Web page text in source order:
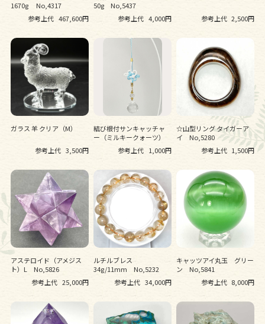
1670g No,4317
参考上代 467,600円
50g No,5437
参考上代 4,000円 参考上代 2,500円
ガラス 羊 クリア（M）
参考上代 3,500円
結び根付サンキャッチャ
ー（ミルキークォーツ）
参考上代 1,000円
☆山型リング タイガーア
イ No,5280
参考上代 1,500円
アステロイド（アメジス
ト）L No,5826
参考上代 25,000円
ルチルブレス
34g/11mm No,5232
参考上代 34,000円
キャッツアイ丸玉 グリー
ン No,5841
参考上代 8,000円